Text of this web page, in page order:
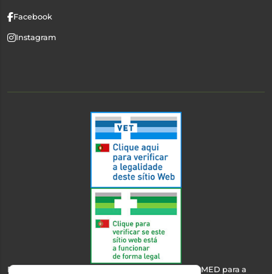
Facebook
Instagram
Esta farmácia encontra-se autorizada pelo INFARMED para a